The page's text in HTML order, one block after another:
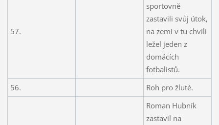
57.
sportovně
zastavili svůj útok,
na zemi v tu chvíli
ležel jeden z
domácích
fotbalistů.
56.
Roh pro žluté.
Roman Hubník
zastavil na